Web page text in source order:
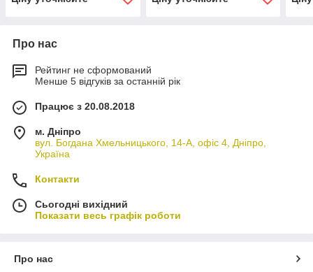
ZX160W, ZX180W,
Про нас
Рейтинг не сформований
Менше 5 відгуків за останній рік
Працює з 20.08.2018
м. Дніпро
вул. Богдана Хмельницького, 14-А, офіс 4, Дніпро,
Україна
Контакти
Сьогодні вихідний
Показати весь графік роботи
Про нас